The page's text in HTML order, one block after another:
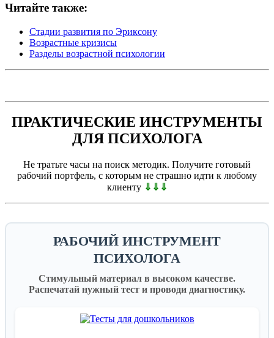
Читайте также:
Стадии развития по Эриксону
Возрастные кризисы
Разделы возрастной психологии
ПРАКТИЧЕСКИЕ ИНСТРУМЕНТЫ
ДЛЯ ПСИХОЛОГА
Не тратьте часы на поиск методик. Получите готовый
рабочий портфель, с которым не страшно идти к любому
клиенту ⇓⇓⇓
РАБОЧИЙ ИНСТРУМЕНТ
ПСИХОЛОГА
Стимульный материал в высоком качестве.
Распечатай нужный тест и проводи диагностику.